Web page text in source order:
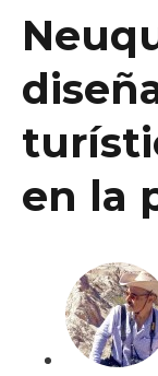
en la